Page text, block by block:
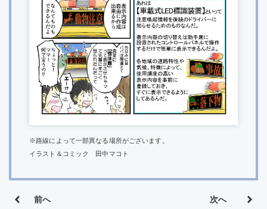
※路線によって一部異なる場所がございます。
イラスト＆コミック 田中マコト
前へ 次へ